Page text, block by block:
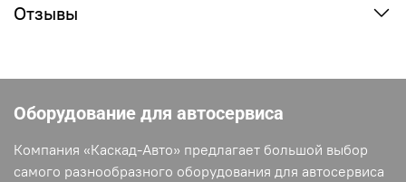
Отзывы
Оборудование для автосервиса
Компания «Каскад-Авто» предлагает большой выбор
самого разнообразного оборудования для автосервиса